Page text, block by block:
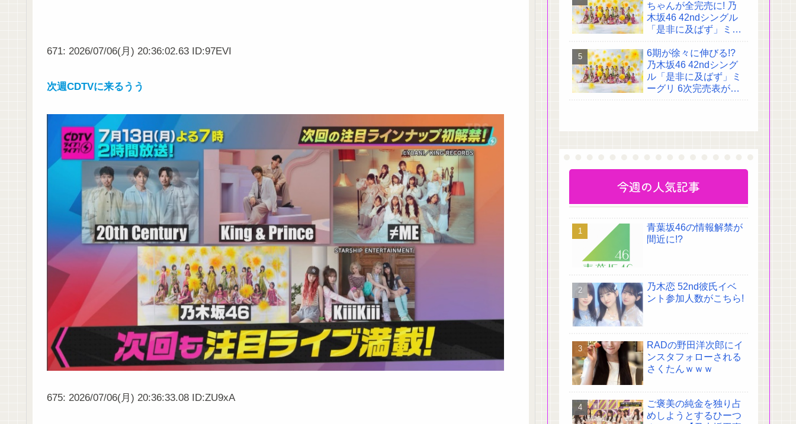
671: 2026/07/06(月) 20:36:02.63 ID:97EVI
次週CDTVに来るうう
675: 2026/07/06(月) 20:36:33.08 ID:ZU9xA
ちゃんが全完売に! 乃
木坂46 42ndシングル
「是非に及ばず」ミー
ら!
6期が徐々に伸びる!?
乃木坂46 42ndシング
ル「是非に及ばず」ミ
ーグリ 6次完売表がこ
今週の人気記事
青葉坂46の情報解禁が
間近に!?
乃木恋 52nd彼氏イベ
ント参加人数がこちら!
RADの野田洋次郎にイ
ンスタフォローされる
さくたんｗｗｗ
ご褒美の純金を独り占
めしようとするひーつ